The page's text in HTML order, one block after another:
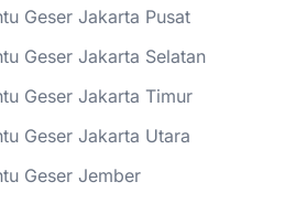
Geser Jakarta Pusat
Geser Jakarta Selatan
Geser Jakarta Timur
Geser Jakarta Utara
Geser Jember